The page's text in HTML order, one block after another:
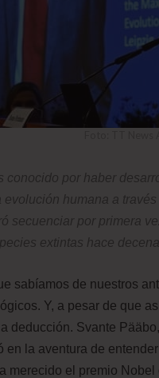
conocido por haber
humana a
secuenciar por primera
extintas hace
sabíamos de nuestros
Y, a pesar de que
deducción. Svante
en la aventura de
merecido el premio